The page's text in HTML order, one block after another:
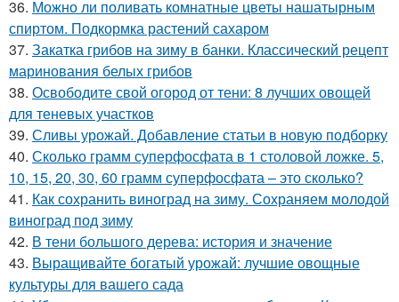
36. Можно ли поливать комнатные цветы нашатырным
спиртом. Подкормка растений сахаром
37. Закатка грибов на зиму в банки. Классический рецепт
маринования белых грибов
38. Освободите свой огород от тени: 8 лучших овощей
для теневых участков
39. Сливы урожай. Добавление статьи в новую подборку
40. Сколько грамм суперфосфата в 1 столовой ложке. 5,
10, 15, 20, 30, 60 грамм суперфосфата – это сколько?
41. Как сохранить виноград на зиму. Сохраняем молодой
виноград под зиму
42. В тени большого дерева: история и значение
43. Выращивайте богатый урожай: лучшие овощные
культуры для вашего сада